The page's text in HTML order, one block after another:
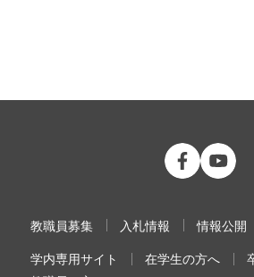
公立大
教職員募集 入札情報 情報公開
学内専用サイト 在学生の方へ